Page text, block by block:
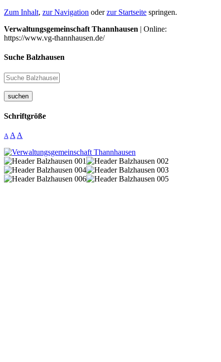
Zum Inhalt, zur Navigation oderzur Startseite springen.
Verwaltungsgemeinschaft Thannhausen | Online:
https://www.vg-thannhausen.de/
Suche Balzhausen
suchen
Schriftgröße
A A A